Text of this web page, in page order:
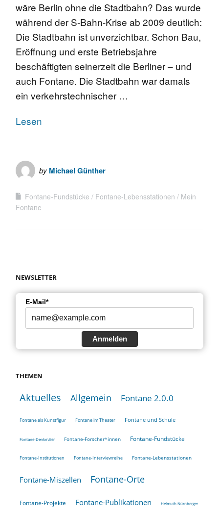
wäre Berlin ohne die Stadtbahn? Das wurde
während der S-Bahn-Krise ab 2009 deutlich:
Die Stadtbahn ist unverzichtbar. Schon Bau,
Eröffnung und erste Betriebsjahre
beschäftigten seinerzeit die Berliner – und
auch Fontane. Die Stadtbahn war damals
ein verkehrstechnischer …
Lesen
by Michael Günther
Fontane-Fundstücke Fontane-Lebensstationen
Mein
Fontane
NEWSLETTER
E-Mail*
Anmelden
THEMEN
Aktuelles Allgemein Fontane 2.0.0
Fontane als Kunstfigur Fontane im Theater Fontane und Schule
Fontane-Denkmäler Fontane-Forscher*innen Fontane-Fundstücke
Fontane-Institutionen Fontane-Interviewreihe Fontane-Lebensstationen
Fontane-Miszellen Fontane-Orte
Fontane-Projekte Fontane-Publikationen Helmuth Nürnberger